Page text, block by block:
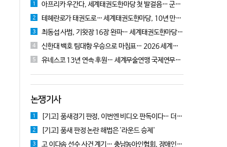
1 아프리카 우간다, 세계태권도한마당 첫 발걸음… 군의관 콘데 "잊지 못할 경험"
2 테헤란로가 태권도로… 세계태권도한마당, 10년 만에 국기원서 개막!
3 최동섭 사범, 기왓장 16장 완파… 세계태권도한마당 주먹격파 우승
4 신한대 백호 팀대항 우승으로 마침표… 2026 세계태권도한마당 폐막
5 유네스코 13년 연속 후원… 세계무술연맹 국제연무대회 10월 충주서 개막
논쟁기사
1 [기고] 품새경기 판정, 이번엔 비디오 판독이다… 더 이상 미룰 수 없다
2 [기고] 품새 판정 논란 해법은 '라운드 승제'
3 고 이다솜 선수 사건 계기… 충남농아인협회, 장애인체육 제도개선 9개 정책 제안